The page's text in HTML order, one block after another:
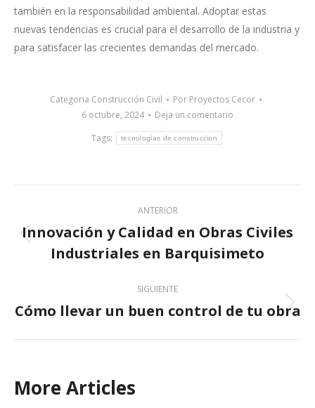
también en la responsabilidad ambiental. Adoptar estas
nuevas tendencias es crucial para el desarrollo de la industria y
para satisfacer las crecientes demandas del mercado.
Categoria Construcción Civil Por Proyectos Cecor
6 octubre, 2024
Deja un comentario
Tags:
tecnologias de construccion
navigation
ANTERIOR
Previous
post:
Innovación y Calidad en Obras Civiles
Industriales en Barquisimeto
SIGUIENTE
Next
Cómo llevar un buen control de tu obra
More Articles